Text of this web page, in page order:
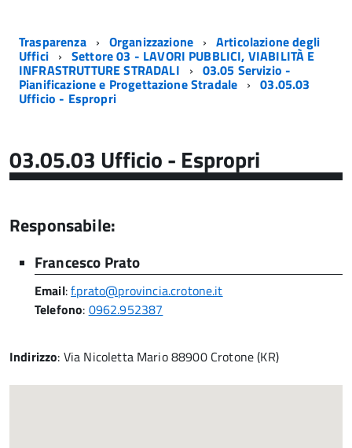
Trasparenza Organizzazione Articolazione degli
Uffici Settore 03 - LAVORI PUBBLICI, VIABILITÀ E
INFRASTRUTTURE STRADALI 03.05 Servizio -
Pianificazione e Progettazione Stradale 03.05.03
Ufficio - Espropri
03.05.03 Ufficio - Espropri
Responsabile:
Francesco Prato
Email:f.prato@provincia.crotone.it
Telefono: 0962.952387
Indirizzo: Via Nicoletta Mario 88900 Crotone (KR)